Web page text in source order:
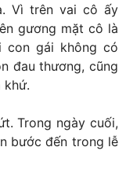
Vì trên vai cô ấy
gương mặt cô là
con gái không có
đau thương, cũng
khứ.
Trong ngày cuối,
bước đến trong lễ